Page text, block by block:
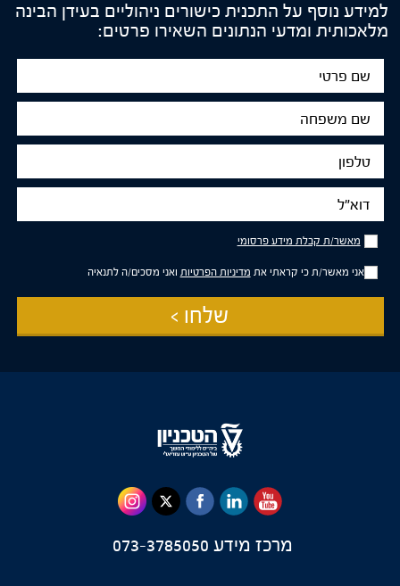
למידע נוסף על התכנית כישורים ניהוליים בעידן הבינה
מלאכותית ומדעי הנתונים השאירו פרטים:
פרטי
משפחה
מאשר/ת
קבלת
מידע
פרסומי
מאשר/ת קבלת מידע פרסומי
אני מאשר/ת כי קראתי את מדיניות הפרטיות ואני מסכים/ה לתנאיה
שלחו >
מרכז מידע